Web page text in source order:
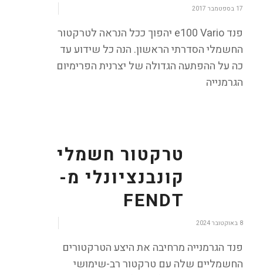
17 בספטמבר 2017
פנד e100 Vario יהפוך ככל הנראה לטרקטור
החשמלי הסדרתי הראשון. הנה כל שידוע עד
כה על ההפתעה הגדולה של יצרנית הפרימיום
הגרמנייה
טרקטור חשמלי
קונבנציונלי מ-
FENDT
8 באוקטובר 2024
פנד הגרמנייה מרחיבה את היצע הטרקטורים
החשמליים שלה עם טרקטור רב-שימושי